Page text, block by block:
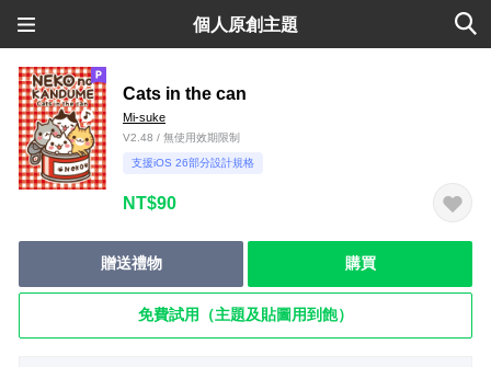
個人原創主題
Cats in the can
Mi-suke
V2.48 / 無使用效期限制
支援iOS 26部分設計規格
NT$90
贈送禮物 購買
免費試用（主題及貼圖用到飽）